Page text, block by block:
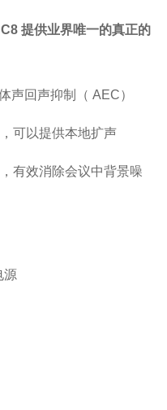
提供业界唯一的真正的
声回声抑制（ AEC）
可以提供本地扩声
有效消除会议中背景噪
源